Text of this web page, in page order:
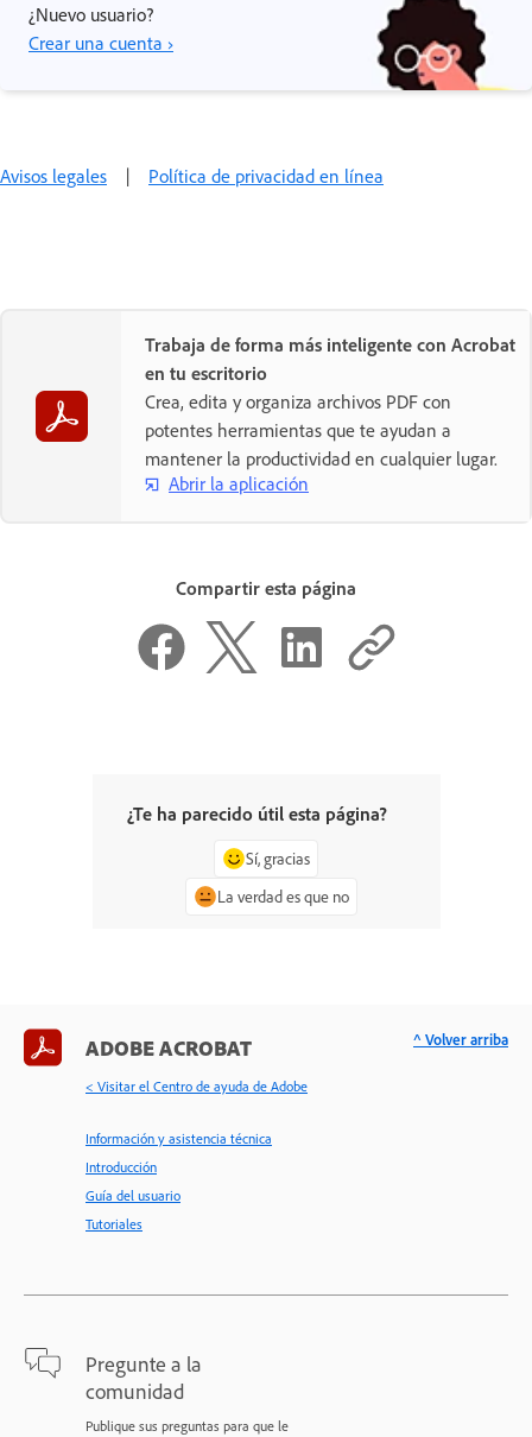
¿Nuevo usuario?
Crear una cuenta ›
Avisos legales | Política de privacidad en línea
Trabaja de forma más inteligente con Acrobat
en tu escritorio
Crea, edita y organiza archivos PDF con
potentes herramientas que te ayudan a
mantener la productividad en cualquier lugar.
Abrir la aplicación
Compartir esta página
¿Te ha parecido útil esta página?
Sí, gracias
La verdad es que no
ADOBE ACROBAT
< Visitar el Centro de ayuda de Adobe
Información y asistencia técnica
Introducción
Guía del usuario
Tutoriales
Pregunte a la
comunidad
Publique sus preguntas para que le
^ Volver arriba